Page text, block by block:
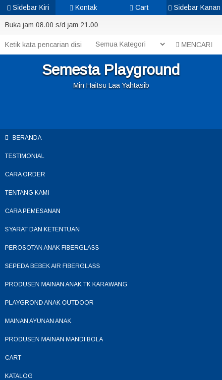
Buka jam 08.00 s/d jam 21.00
MENCARI
Semesta Playground
Min Haitsu Laa Yahtasib
BERANDA
TESTIMONIAL
CARA ORDER
TENTANG KAMI
CARA PEMESANAN
SYARAT DAN KETENTUAN
PEROSOTAN ANAK FIBERGLASS
SEPEDA BEBEK AIR FIBERGLASS
PRODUSEN MAINAN ANAK TK KARAWANG
PLAYGROND ANAK OUTDOOR
MAINAN AYUNAN ANAK
PRODUSEN MAINAN MANDI BOLA
CART
KATALOG
Sidebar Kiri Kontak Cart Sidebar Kanan